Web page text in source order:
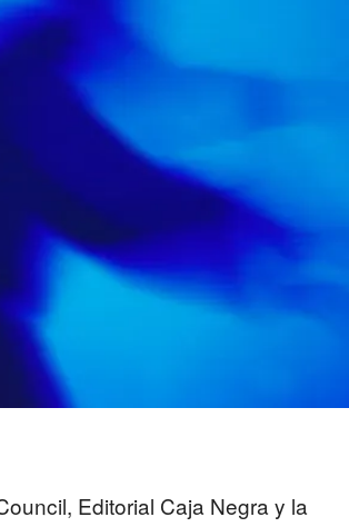
Editorial Caja Negra y la